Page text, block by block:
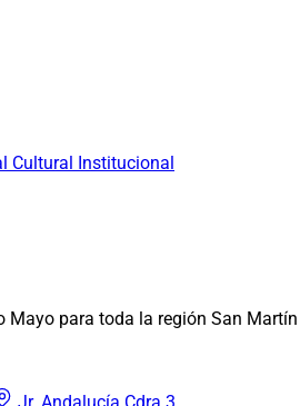
Cultural Institucional
Mayo para toda la región San Martín
Jr. Andalucía Cdra 3